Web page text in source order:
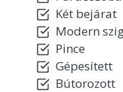
Két bejárat
Modern
Pince
Gépesített
Bútorozott